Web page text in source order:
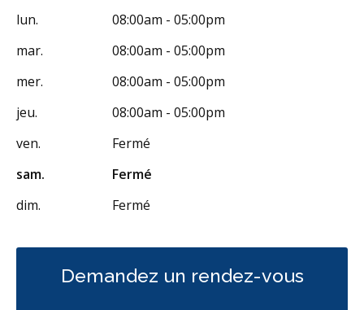
lun.
08:00am - 05:00pm
mar.
08:00am - 05:00pm
mer.
08:00am - 05:00pm
jeu.
08:00am - 05:00pm
ven.
Fermé
sam.
Fermé
dim.
Fermé
Demandez un rendez-vous